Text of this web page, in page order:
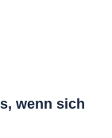
wenn sich